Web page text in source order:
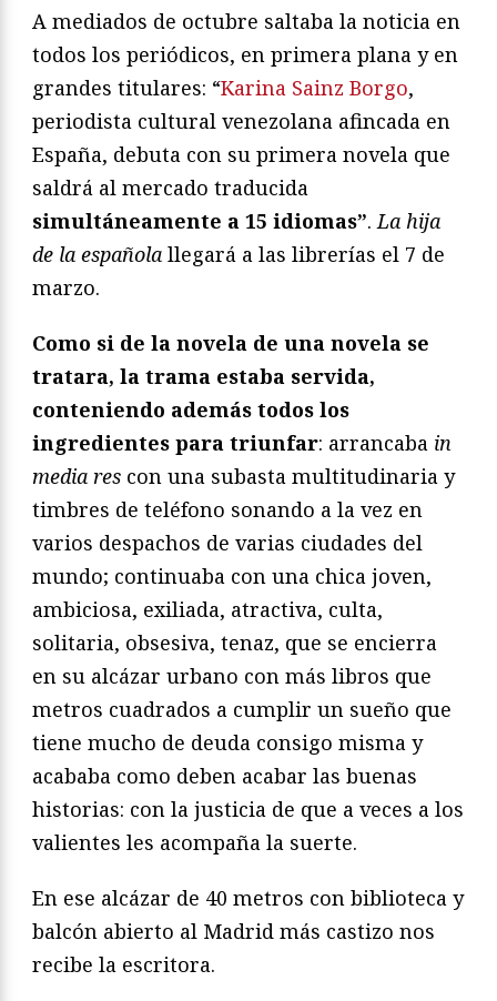
A mediados de octubre saltaba la noticia en
todos los periódicos, en primera plana y en
grandes titulares: “Karina Sainz Borgo,
periodista cultural venezolana afincada en
España, debuta con su primera novela que
saldrá al mercado traducida
simultáneamente a 15 idiomas”.La hija
de la española llegará a las librerías el 7 de
marzo.
Como si de la novela de una novela se
tratara, la trama estaba servida,
conteniendo además todos los
ingredientes para triunfar: arrancaba in
media res con una subasta multitudinaria y
timbres de teléfono sonando a la vez en
varios despachos de varias ciudades del
mundo; continuaba con una chica joven,
ambiciosa, exiliada, atractiva, culta,
solitaria, obsesiva, tenaz, que se encierra
en su alcázar urbano con más libros que
metros cuadrados a cumplir un sueño que
tiene mucho de deuda consigo misma y
acababa como deben acabar las buenas
historias: con la justicia de que a veces a los
valientes les acompaña la suerte.
En ese alcázar de 40 metros con biblioteca y
balcón abierto al Madrid más castizo nos
recibe la escritora.